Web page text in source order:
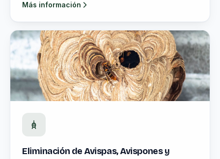
Más información
Eliminación de Avispas, Avispones y